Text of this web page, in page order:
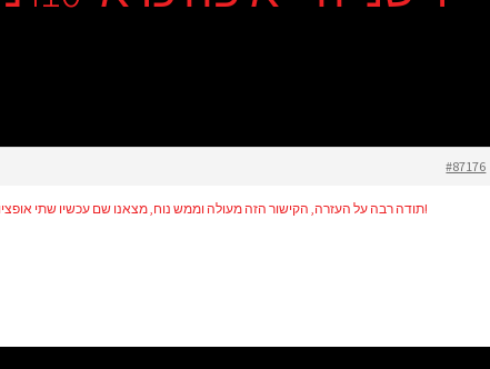
#87176
תודה רבה על העזרה, הקישור הזה מעולה וממש נוח, מצאנו שם עכשיו שתי אופציות מעניינות עם קילומטראז’ נמוך ובמחיר הוגן!